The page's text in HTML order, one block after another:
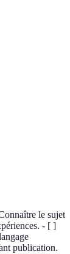
le sujet
- [ ]
publication.